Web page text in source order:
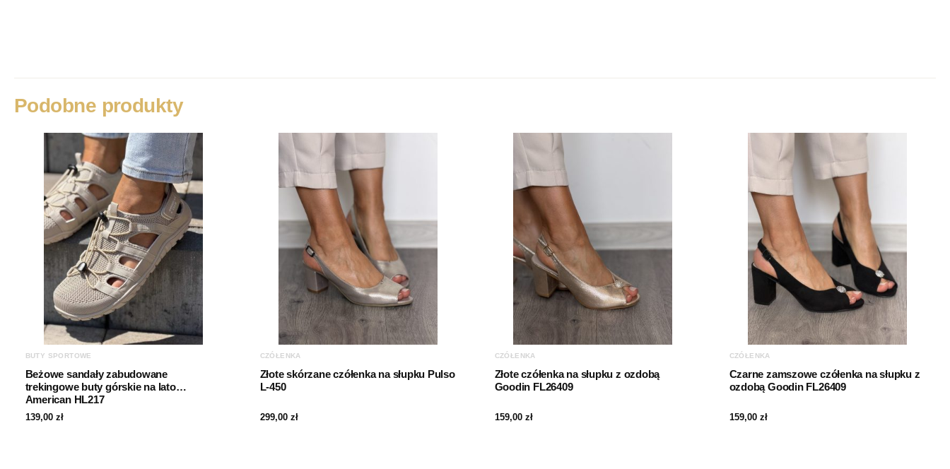
Podobne produkty
BUTY SPORTOWE
Beżowe sandały zabudowane
trekingowe buty górskie na lato
American HL217
139,00 zł
CZÓŁENKA
Złote skórzane czółenka na słupku Pulso
L-450
299,00 zł
CZÓŁENKA
Złote czółenka na słupku z ozdobą
Goodin FL26409
159,00 zł
CZÓŁENKA
Czarne zamszowe czółenka na słupku z
ozdobą Goodin FL26409
159,00 zł